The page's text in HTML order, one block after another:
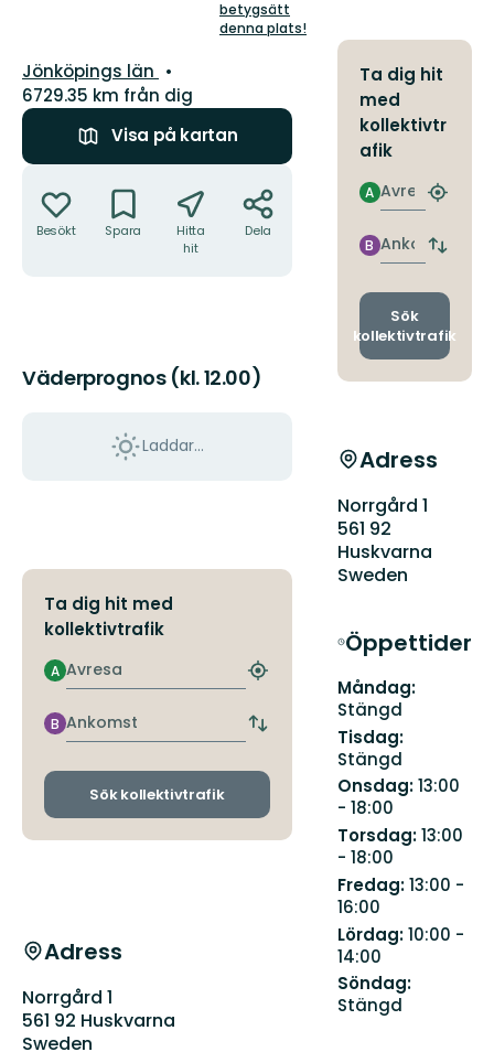
5
stjärnor
betygsätt
denna plats!
Län:
Jönköpings län
6729.35 km från dig
Visa på kartan
Besökt Spara
Hitta
hit
Dela
Väderprognos (kl. 12.00)
Laddar...
Ta dig hit med
kollektivtrafik
Avresa
A
Hitta
hållplats
Ankomst
B
Byt
och
ankomsthållplatser
Sök kollektivtrafik
Adress
Norrgård 1
561 92 Huskvarna
Sweden
Ta dig hit
med
kollektivtr
afik
Avresa
A
Hitta
Ankomst
B
Byt
och
Sök
kollektivtrafik
Adress
Norrgård 1
561 92
Huskvarna
Sweden
Öppettider
Måndag:
Stängd
Tisdag:
Stängd
Onsdag:13:00
- 18:00
Torsdag:13:00
- 18:00
Fredag:13:00 -
16:00
Lördag:10:00 -
14:00
Söndag:
Stängd